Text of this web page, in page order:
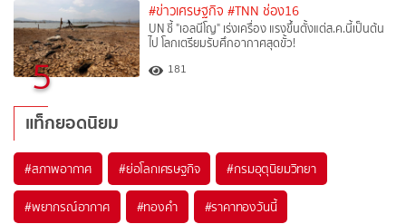
5
#ข่าวเศรษฐกิจ #TNN ช่อง16
UN ชี้ "เอลนีโญ" เร่งเครื่อง แรงขึ้นตั้งแต่ส.ค.นี้เป็นต้น
ไป โลกเตรียมรับศึกอากาศสุดขั้ว!
181
แท็กยอดนิยม
#สภาพอากาศ #ย่อโลกเศรษฐกิจ #กรมอุตุนิยมวิทยา
#พยากรณ์อากาศ #ทองคำ #ราคาทองวันนี้